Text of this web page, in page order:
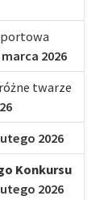
marca 2026
twarze
2026
Konkursu
2026